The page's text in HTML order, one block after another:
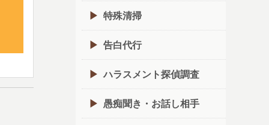
特殊清掃
告白代行
ハラスメント探偵調査
愚痴聞き・お話し相手